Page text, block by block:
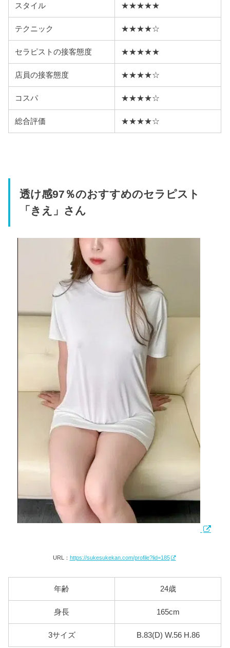
スタイル ★★★★★
テクニック ★★★★☆
セラピストの接客態度 ★★★★★
店員の接客態度 ★★★★☆
コスパ ★★★★☆
総合評価 ★★★★☆
透け感97％のおすすめのセラピスト
「きえ」さん
URL： https://sukesukekan.com/profile?lid=185
年齢 24歳
身長 165cm
3サイズ B.83(D) W.56 H.86